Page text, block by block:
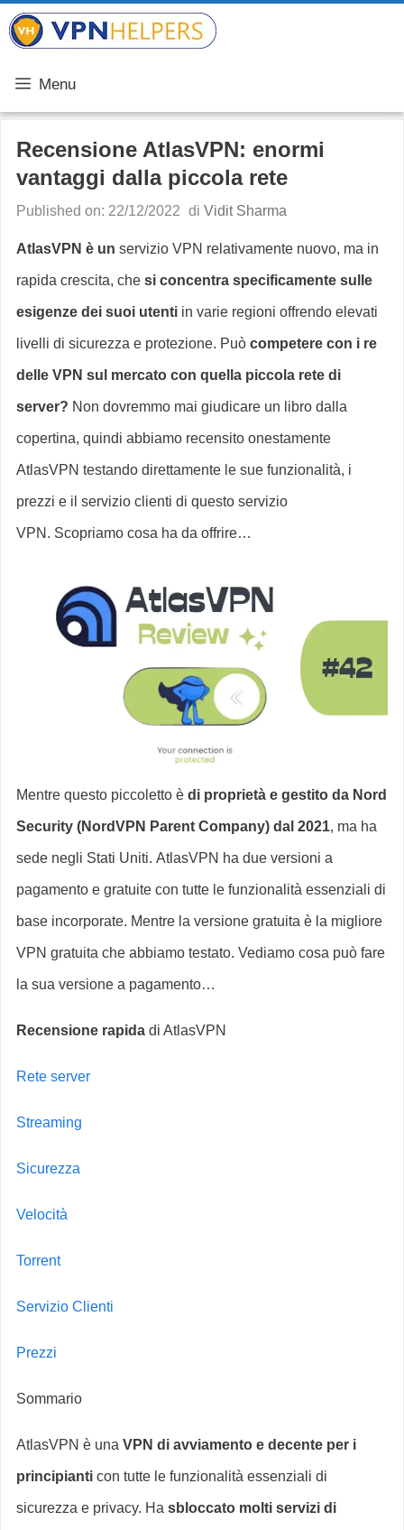
Vai
contenuto
Menu
Recensione AtlasVPN: enormi
vantaggi dalla piccola rete
Published on: 22/12/2022 di Vidit Sharma
AtlasVPN è un servizio VPN relativamente nuovo, ma in
rapida crescita, che si concentra specificamente sulle
esigenze dei suoi utenti in varie regioni offrendo elevati
livelli di sicurezza e protezione. Può competere con i re
delle VPN sul mercato con quella piccola rete di
server? Non dovremmo mai giudicare un libro dalla
copertina, quindi abbiamo recensito onestamente
AtlasVPN testando direttamente le sue funzionalità, i
prezzi e il servizio clienti di questo servizio
VPN. Scopriamo cosa ha da offrire…
Mentre questo piccoletto è di proprietà e gestito da Nord
Security (NordVPN Parent Company) dal 2021, ma ha
sede negli Stati Uniti. AtlasVPN ha due versioni a
pagamento e gratuite con tutte le funzionalità essenziali di
base incorporate. Mentre la versione gratuita è la migliore
VPN gratuita che abbiamo testato. Vediamo cosa può fare
la sua versione a pagamento…
Recensione rapida di AtlasVPN
Rete server
Streaming
Sicurezza
Velocità
Torrent
Servizio Clienti
Prezzi
Sommario
AtlasVPN è una VPN di avviamento e decente per i
principianti con tutte le funzionalità essenziali di
sicurezza e privacy. Ha sbloccato molti servizi di